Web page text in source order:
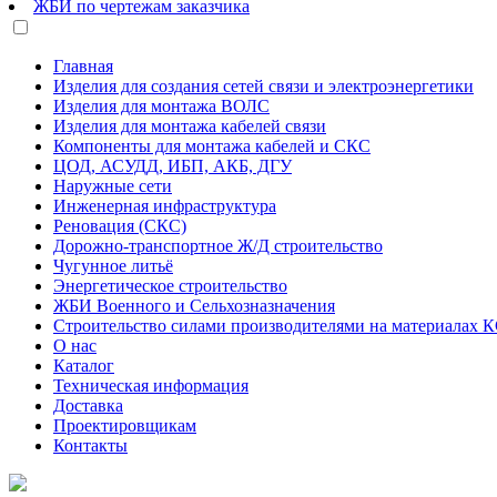
ЖБИ по чертежам заказчика
Главная
Изделия для создания сетей связи и электроэнергетики
Изделия для монтажа ВОЛС
Изделия для монтажа кабелей связи
Компоненты для монтажа кабелей и СКС
ЦОД, АСУДД, ИБП, АКБ, ДГУ
Наружные сети
Инженерная инфраструктура
Реновация (СКС)
Дорожно-транспортное Ж/Д строительство
Чугунное литьё
Энергетическое строительство
ЖБИ Военного и Сельхозназначения
Строительство силами производителями на материалах
О нас
Каталог
Техническая информация
Доставка
Проектировщикам
Контакты